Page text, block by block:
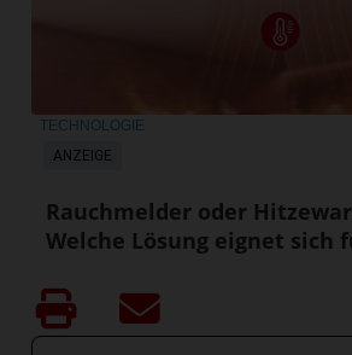
ANZEIGE
TECHNOLOGIE
Rauchmelder oder
Welche Lösung eignet sich